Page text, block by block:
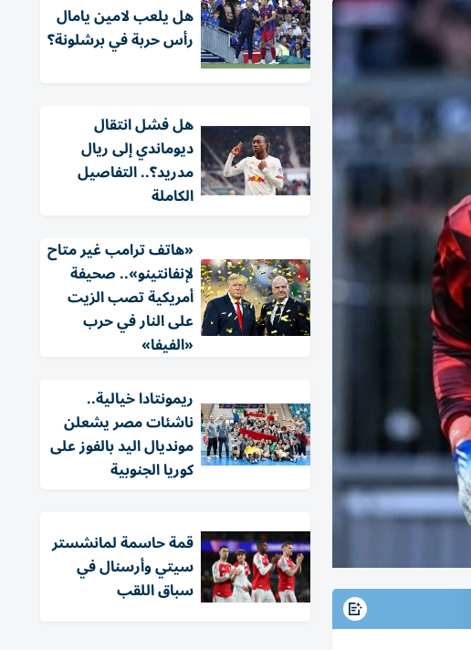
هل يلعب لامين يامال
رأس حربة في برشلونة؟
هل فشل انتقال
ديوماندي إلى ريال
مدريد؟.. التفاصيل
الكاملة
«هاتف ترامب غير متاح
لإنفانتينو».. صحيفة
أمريكية تصب الزيت
على النار في حرب
«الفيفا»
ريمونتادا خيالية..
ناشئات مصر يشعلن
مونديال اليد بالفوز على
كوريا الجنوبية
قمة حاسمة لمانشستر
سيتي وأرسنال في
سباق اللقب